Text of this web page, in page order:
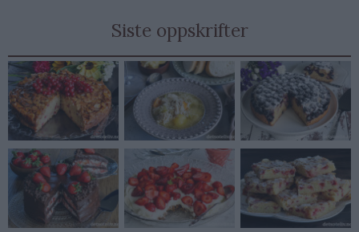
Siste oppskrifter